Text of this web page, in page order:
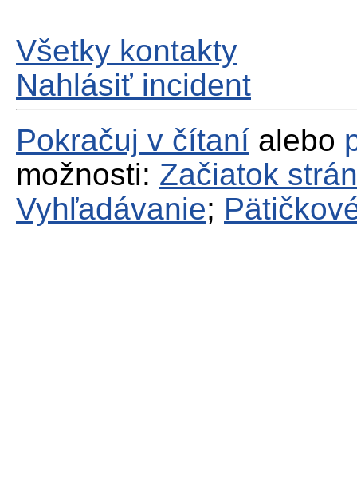
Všetky kontakty
Nahlásiť incident
Pokračuj v čítaní alebo
možnosti: Začiatok
Vyhľadávanie;